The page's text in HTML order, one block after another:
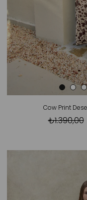
Cow Print
₺1.390,00